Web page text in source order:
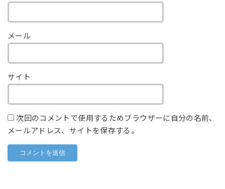
メール
サイト
次回のコメントで使用するためブラウザーに自分の名前、
メールアドレス、サイトを保存する。